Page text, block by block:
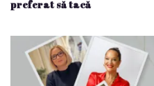
preferat să tacă